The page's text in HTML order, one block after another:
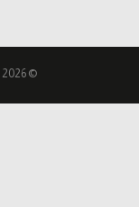
© 2026